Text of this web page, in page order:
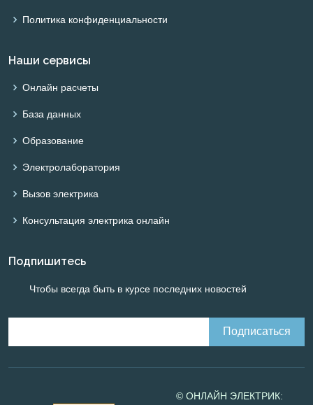
Политика конфиденциальности
Наши сервисы
Онлайн расчеты
База данных
Образование
Электролаборатория
Вызов электрика
Консультация электрика онлайн
Подпишитесь
Чтобы всегда быть в курсе последних новостей
© ОНЛАЙН ЭЛЕКТРИК: